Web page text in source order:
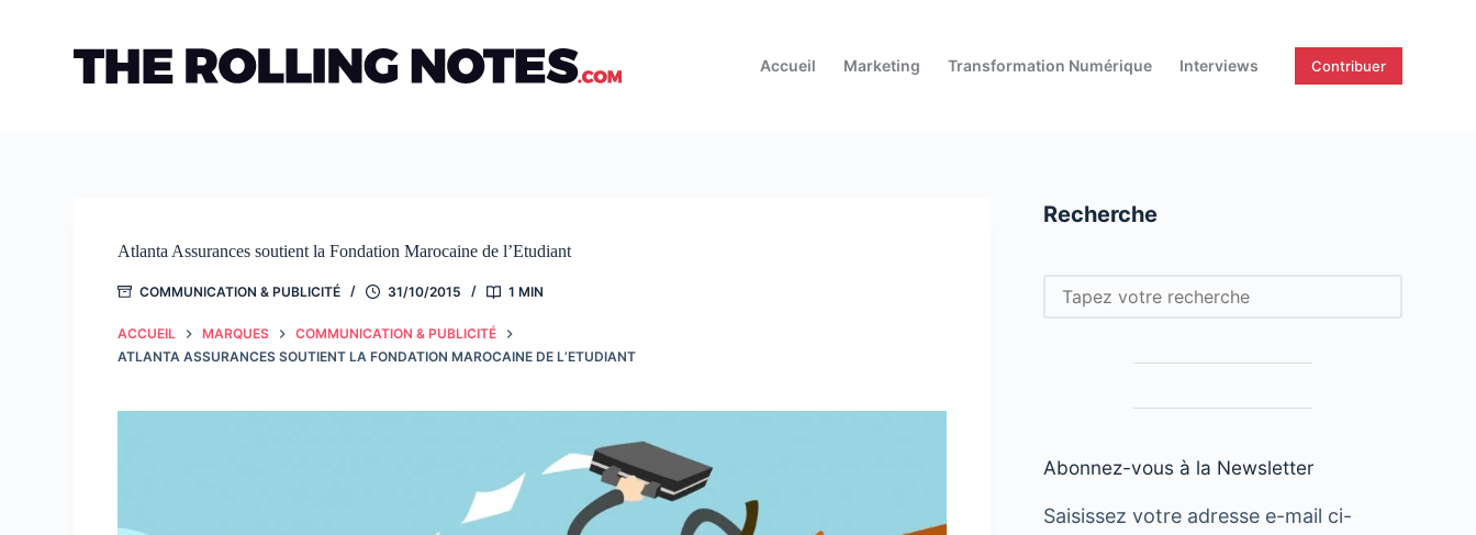
Accueil
Marketing Transformation Numérique Interviews Contribuer
Atlanta Assurances soutient la Fondation Marocaine de l’Etudiant
COMMUNICATION & PUBLICITÉ 31/10/2015 1 MIN
ACCUEIL MARQUES
COMMUNICATION & PUBLICITÉ
ATLANTA ASSURANCES SOUTIENT LA FONDATION MAROCAINE DE L’ETUDIANT
Recherche
Rechercher
Abonnez-vous à la Newsletter
Saisissez votre adresse e-mail ci-